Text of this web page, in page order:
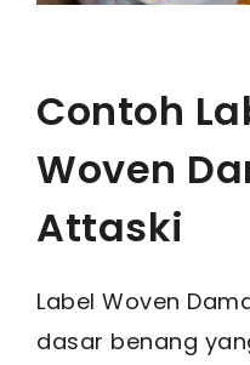
Contoh
Woven
Attaski
Label Woven
dasar benang